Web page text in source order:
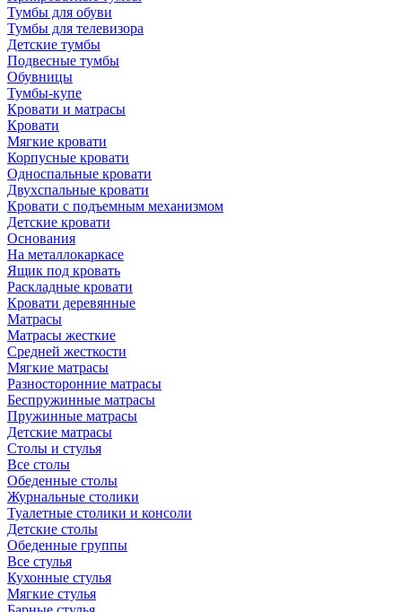
Тумбы для обуви
Тумбы для телевизора
Детские тумбы
Подвесные тумбы
Обувницы
Тумбы-купе
Кровати и матрасы
Кровати
Мягкие кровати
Корпусные кровати
Односпальные кровати
Двухспальные кровати
Кровати с подъемным механизмом
Детские кровати
Основания
На металлокаркасе
Ящик под кровать
Раскладные кровати
Кровати деревянные
Матрасы
Матрасы жесткие
Средней жесткости
Мягкие матрасы
Разносторонние матрасы
Беспружинные матрасы
Пружинные матрасы
Детские матрасы
Столы и стулья
Все столы
Обеденные столы
Журнальные столики
Туалетные столики и консоли
Детские столы
Обеденные группы
Все стулья
Кухонные стулья
Мягкие стулья